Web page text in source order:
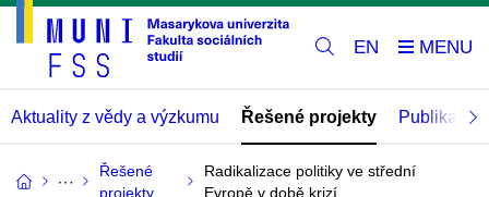
EN
Aktuality z vědy a výzkumu Řešené projekty Publikace
Řešené
projekty
Radikalizace politiky ve střední
Evropě v době krizí